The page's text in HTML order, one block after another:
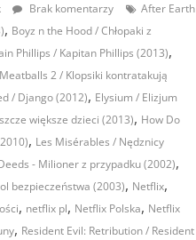
Brak komentarzy
After Earth
, Boyz n the Hood / Chłopaki z
Phillips / Kapitan Phillips (2013),
2 / Klopsiki kontratakują
/ Django (2012), Elysium / Elizjum
większe dzieci (2013), How Do
, Les Misérables / Nędznicy
- Milioner z przypadku (2002),
bezpieczeństwa (2003), Netflix,
, netflix pl, Netflix Polska, Netflix
, Resident Evil: Retribution / Resident